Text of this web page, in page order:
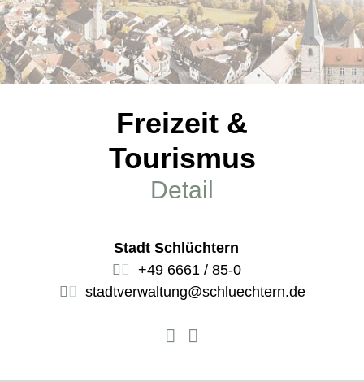
Freizeit &
Tourismus
Detail
Stadt Schlüchtern
+49 6661 / 85-0
stadtverwaltung@schluechtern.de